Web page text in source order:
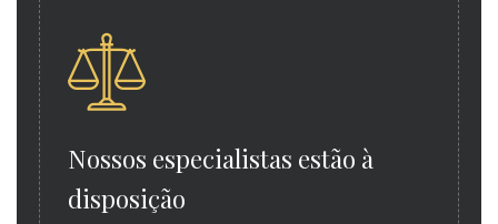
Nossos especialistas estão à
disposição